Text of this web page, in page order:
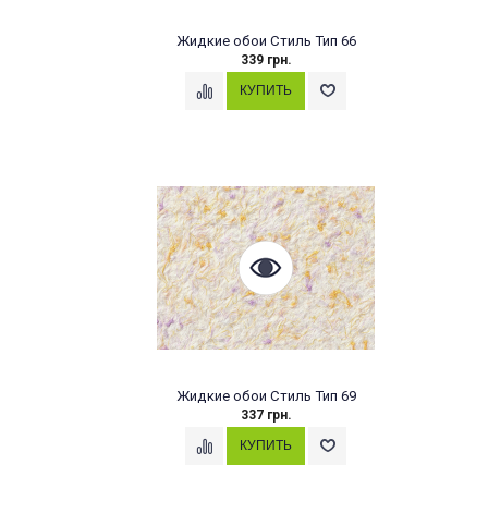
Жидкие обои Стиль Тип 66
339 грн.
Жидкие обои Стиль Тип 69
337 грн.